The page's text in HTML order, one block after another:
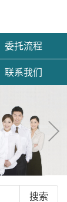
委托流程
联系我们